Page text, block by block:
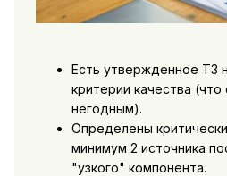
Есть утвержденное ТЗ
критерии качества
негодным).
Определены
минимум 2 источника
"узкого" компонента.